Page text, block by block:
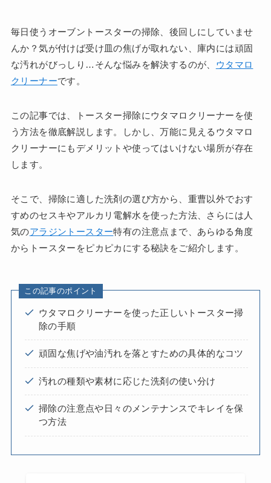
毎日使うオーブントースターの掃除、後回しにしていませ
んか？気が付けば受け皿の焦げが取れない、庫内には頑固
な汚れがびっしり…そんな悩みを解決するのが、 ウタマロ
クリーナーです。
この記事では、トースター掃除にウタマロクリーナーを使
う方法を徹底解説します。しかし、万能に見えるウタマロ
クリーナーにもデメリットや使ってはいけない場所が存在
します。
そこで、掃除に適した洗剤の選び方から、重曹以外でおす
すめのセスキやアルカリ電解水を使った方法、さらには人
気のアラジントースター特有の注意点まで、あらゆる角度
からトースターをピカピカにする秘訣をご紹介します。
この記事のポイント
ウタマロクリーナーを使った正しいトースター掃
除の手順
頑固な焦げや油汚れを落とすための具体的なコツ
汚れの種類や素材に応じた洗剤の使い分け
掃除の注意点や日々のメンテナンスでキレイを保
つ方法